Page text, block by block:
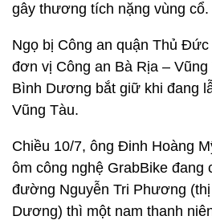
gây thương tích nặng vùng cổ.
Ngọ bị Công an quận Thủ
đơn vị Công an Bà Rịa – Vũng
Bình Dương bắt giữ khi đang
Vũng Tàu.
Chiều 10/7, ông Đinh Hoàng
ôm công nghệ GrabBike đang
đường Nguyễn Tri Phương
Dương) thì một nam thanh